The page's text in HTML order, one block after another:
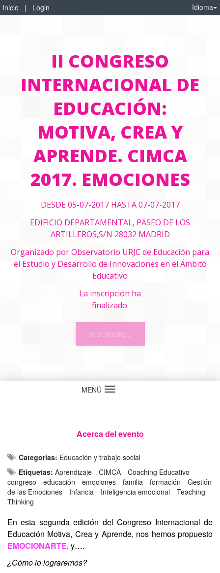
Inicio | Login Idioma
II CONGRESO
INTERNACIONAL DE
EDUCACIÓN:
MOTIVA, CREA Y
APRENDE. CIMCA
2017. EMOCIONES
DESDE 05-07-2017 HASTA 07-07-2017
EDIFICIO DEPARTAMENTAL, PASEO DE LOS
ARTILLEROS,S/N 28032 MADRID
Organizado porObservatorio URJC de Educación para
el Estudio y Desarrollo de Innovaciones en el Ámbito
Educativo
La inscripción ha
finalizado.
INSCRIBIRSE
MENÚ Idioma
Acerca del evento
Categorías: Educación y trabajo social
Etiquetas: Aprendizaje CIMCA
Coaching Educativo
congreso
educación emociones familia formación
Gestión
de las Emociones
Infancia Inteligencia emocional
Teaching
Thinking
En esta segunda edición del Congreso Internacional de
Educación Motiva, Crea y Aprende, nos hemos propuesto
EMOCIONARTE, y….
¿Cómo lo lograremos?